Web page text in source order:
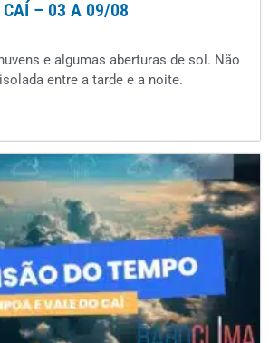
CAÍ – 03 A 09/08
e algumas aberturas de sol. Não
entre a tarde e a noite.